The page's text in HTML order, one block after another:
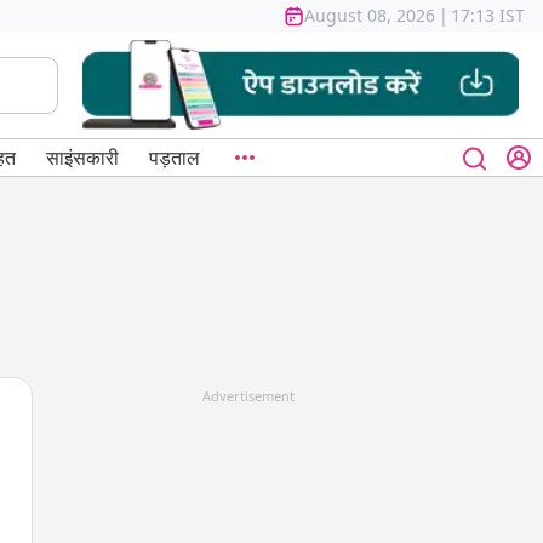
August 08, 2026 | 17:13 IST
साइंसकारी पड़ताल
Advertisement